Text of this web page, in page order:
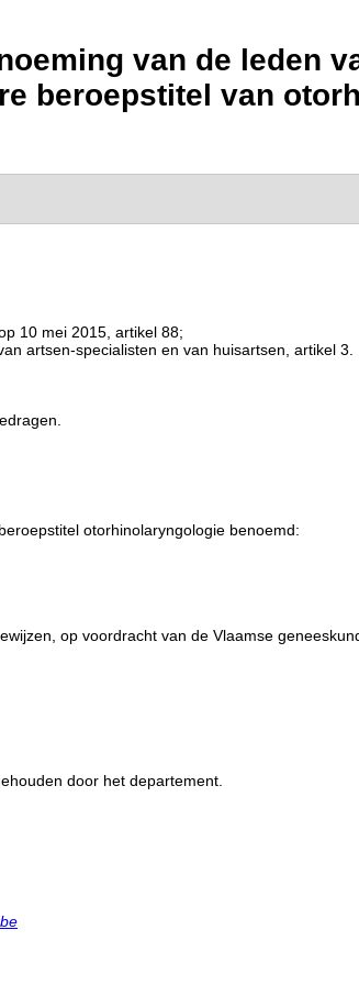
van de leden
beroepstitel van
10 mei 2015, artikel 88;
artsen-specialisten en van huisartsen, artikel 3.
otorhinolaryngologie benoemd:
op voordracht van de Vlaamse
door het departement.